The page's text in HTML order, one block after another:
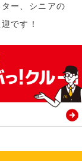
ー、シニアの
です！